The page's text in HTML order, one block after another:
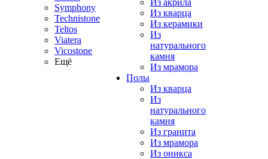
Symphony
Technistone
Teltos
Viatera
Vicostone
Ещё
Из акрила
Из кварца
Из керамики
Из
натурального
камня
Из мрамора
Полы
Из кварца
Из
натурального
камня
Из гранита
Из мрамора
Из оникса